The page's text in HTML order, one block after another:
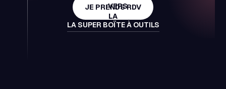
JE PRENDS RDV
LA SUPER BOÏTE À OUTILS